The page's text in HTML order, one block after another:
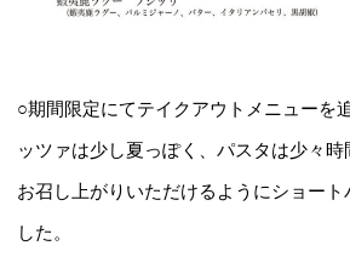
○期間限定にてテイクアウトメニューを
ッツァは少し夏っぽく、パスタは少々時
お召し上がりいただけるようにショート
した。